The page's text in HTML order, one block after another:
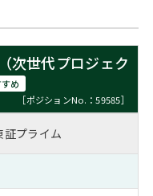
次世代プロジェク
め
［ポジションNo.：59585］
プライム